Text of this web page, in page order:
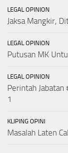
LEGAL OPINION
Jaksa Mangkir,
LEGAL OPINION
Putusan MK
LEGAL OPINION
Perintah
1
KLIPING OPINI
Masalah Laten